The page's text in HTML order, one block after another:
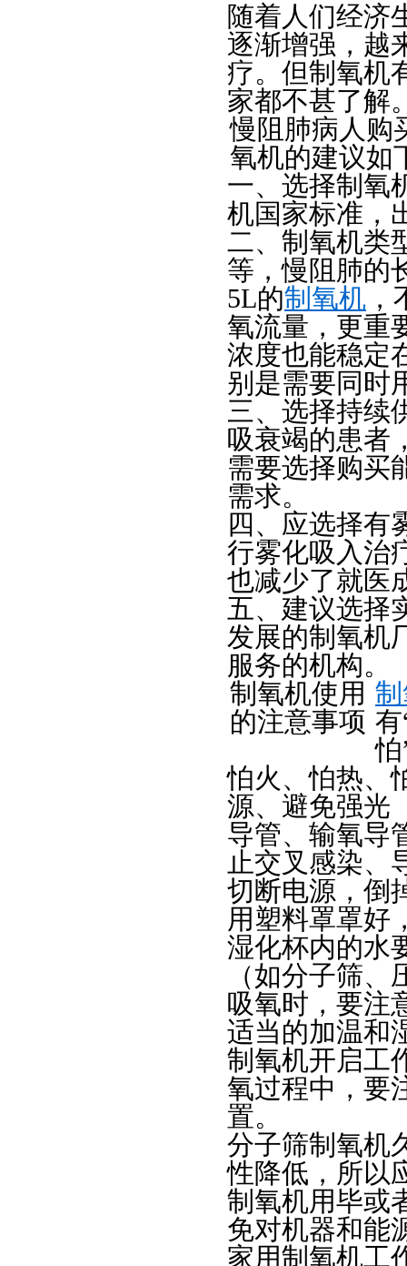
随着人们经济
逐渐增强，越
疗。但制氧机
家都不甚了解
慢阻肺病人购
氧机的建议如
一、选择制氧
机国家标准，
二、制氧机类
等，慢阻肺的
5L的制氧机
氧流量，更重
浓度也能稳定
别是需要同时
三、选择持续
吸衰竭的患者
需要选择购买
需求。
四、应选择有
行雾化吸入治
也减少了就医
五、建议选择
发展的制氧机
服务的机构。
制氧机使用
的注意事项 有
怕
怕火、怕热、
源、避免强光
导管、输氧导
止交叉感染、
切断电源，倒
用塑料罩罩好
湿化杯内的水
（如分子筛
吸氧时，要注
适当的加温和
制氧机开启工
氧过程中，要
置。
分子筛制氧机
性降低，所以
制氧机用毕或
免对机器和能
家用制氧机工